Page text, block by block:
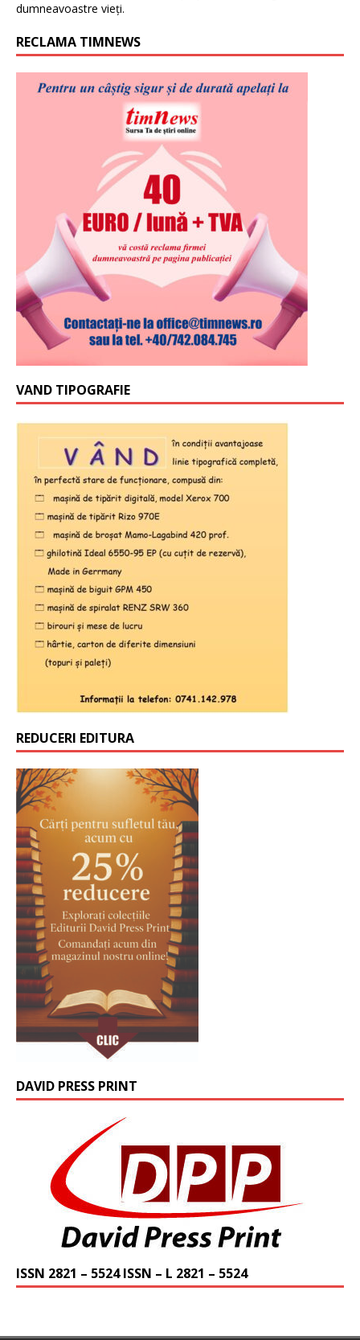
dumneavoastre vieți.
RECLAMA TIMNEWS
VAND TIPOGRAFIE
REDUCERI EDITURA
DAVID PRESS PRINT
ISSN 2821 – 5524 ISSN – L 2821 – 5524